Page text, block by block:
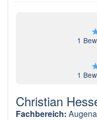
1
1
Christian
Fachbereich: